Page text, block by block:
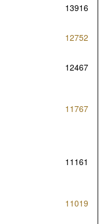
13916
12752
12467
11767
11161
11019